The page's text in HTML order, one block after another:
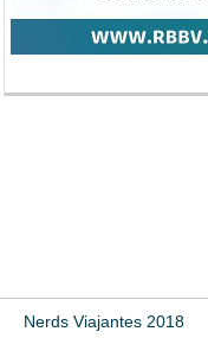
Nerds Viajantes 2018